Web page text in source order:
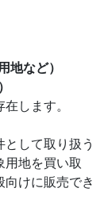
地など）
します。
して取り扱う
用地を買い取
向けに販売でき